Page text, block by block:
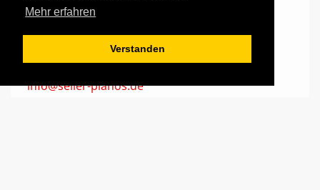
Mehr erfahren
Verstanden
Daniel Kwon
+49 9321 933 0
+49 9321 933 50
info@seiler-pianos.de